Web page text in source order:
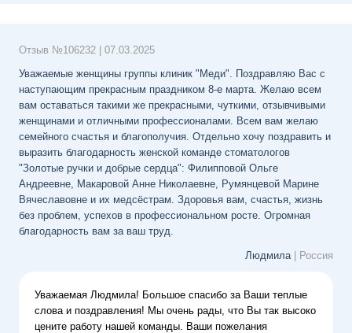
Отзыв №106232
07.03.2025
Уважаемые женщины группы клиник "Меди". Поздравляю Вас с
наступающим прекрасным праздником 8-е марта. Желаю всем
вам оставаться такими же прекрасными, чуткими, отзывчивыми
женщинами и отличными профессионалами. Всем вам желаю
семейного счастья и благополучия. Отдельно хочу поздравить и
выразить благодарность женской команде стоматологов
"Золотые ручки и добрые сердца": Филипповой Ольге
Андреевне, Макаровой Анне Николаевне, Румянцевой Марине
Вячеславовне и их медсёстрам. Здоровья вам, счастья, жизнь
без проблем, успехов в профессиональном росте. Огромная
благодарность вам за ваш труд.
Людмила | Россия
Уважаемая Людмила! Большое спасибо за Ваши теплые
слова и поздравления! Мы очень рады, что Вы так высоко
цените работу нашей команды. Ваши пожелания